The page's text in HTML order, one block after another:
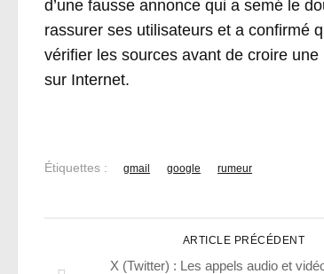
d’une fausse annonce qui a semé le
rassurer ses utilisateurs et a confirmé
vérifier les sources avant de croire
sur Internet.
Étiquettes : gmail google rumeur
ARTICLE PRÉCÉDENT
X (Twitter) : Les appels audio et